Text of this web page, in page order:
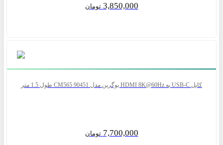
3,850,000 تومان
کابل USB-C به HDMI 8K@60Hz یوگرین مدل CM565 90451 طول 1.5 متر
7,700,000 تومان